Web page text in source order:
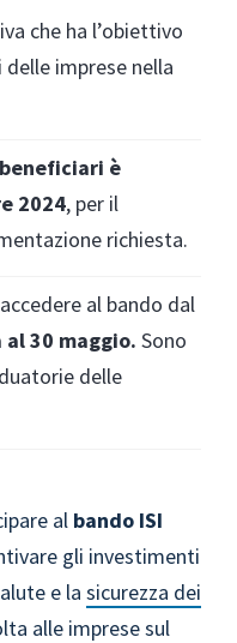
che ha l’obiettivo
imprese nella
è
2024, per il
richiesta.
al bando dal
al 30 maggio. Sono
delle
al bando ISI
gli investimenti
e la sicurezza dei
alle imprese sul